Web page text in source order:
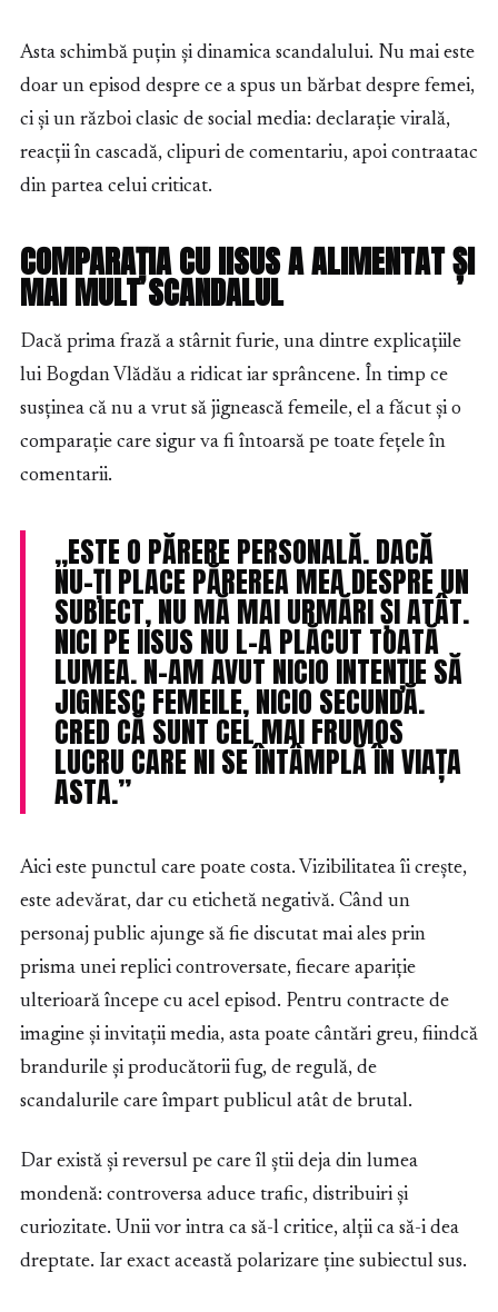
Asta schimbă puțin și dinamica scandalului. Nu mai este
doar un episod despre ce a spus un bărbat despre femei,
ci și un război clasic de social media: declarație virală,
reacții în cascadă, clipuri de comentariu, apoi contraatac
din partea celui criticat.
COMPARAȚIA CU IISUS A ALIMENTAT ȘI
MAI MULT SCANDALUL
Dacă prima frază a stârnit furie, una dintre explicațiile
lui Bogdan Vlădău a ridicat iar sprâncene. În timp ce
susținea că nu a vrut să jignească femeile, el a făcut și o
comparație care sigur va fi întoarsă pe toate fețele în
comentarii.
„ESTE O PĂRERE PERSONALĂ. DACĂ
NU-ȚI PLACE PĂREREA MEA DESPRE UN
SUBIECT, NU MĂ MAI URMĂRI ȘI ATÂT.
NICI PE IISUS NU L-A PLĂCUT TOATĂ
LUMEA. N-AM AVUT NICIO INTENȚIE SĂ
JIGNESC FEMEILE, NICIO SECUNDĂ.
CRED CĂ SUNT CEL MAI FRUMOS
LUCRU CARE NI SE ÎNTÂMPLĂ ÎN VIAȚA
ASTA.”
Aici este punctul care poate costa. Vizibilitatea îi crește,
este adevărat, dar cu etichetă negativă. Când un
personaj public ajunge să fie discutat mai ales prin
prisma unei replici controversate, fiecare apariție
ulterioară începe cu acel episod. Pentru contracte de
imagine și invitații media, asta poate cântări greu, fiindcă
brandurile și producătorii fug, de regulă, de
scandalurile care împart publicul atât de brutal.
Dar există și reversul pe care îl știi deja din lumea
mondenă: controversa aduce trafic, distribuiri și
curiozitate. Unii vor intra ca să-l critice, alții ca să-i dea
dreptate. Iar exact această polarizare ține subiectul sus.